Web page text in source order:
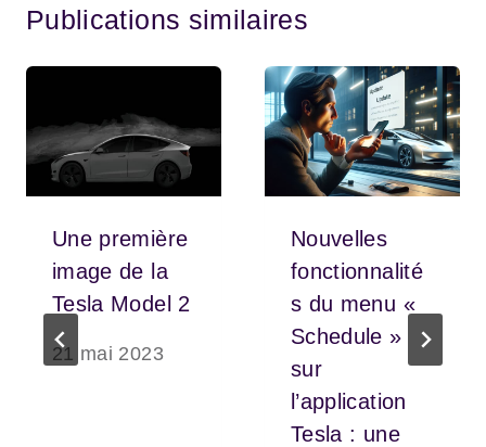
Publications similaires
Une première
image de la
Tesla Model 2
21 mai 2023
Nouvelles
fonctionnalité
s du menu «
Schedule »
sur
l’application
Tesla : une